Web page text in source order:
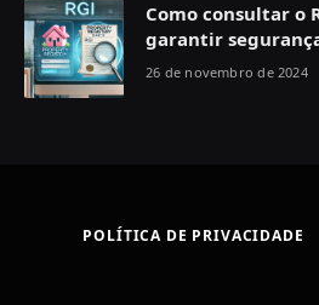
Como consultar o
garantir
26 de novembro de 2024
POLÍTICA DE PRIVACIDADE